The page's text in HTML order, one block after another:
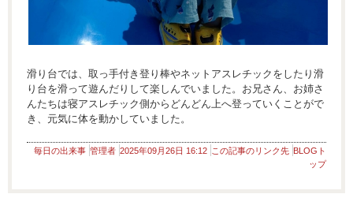
滑り台では、取っ手付き登り棒やネットアスレチックをしたり滑
り台を滑って遊んだりして楽しんでいました。お兄さん、お姉さ
んたちは寝アスレチック側からどんどん上へ登っていくことがで
き、元気に体を動かしていました。
毎日の出来事 管理者 2025年09月26日 16:12 この記事のリンク先 BLOGト
ップ